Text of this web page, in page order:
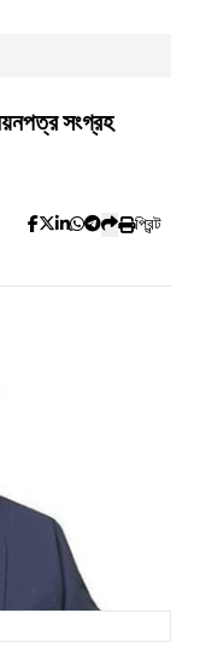
সংগ্রহ
প্রিন্ট